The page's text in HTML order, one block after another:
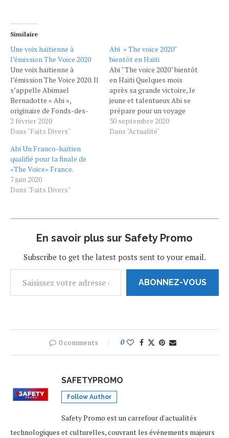
Similaire
Une voix haïtienne à
l’émission The Voice 2020
Une voix haïtienne à
l’émission The Voice 2020. Il
s’appelle Abimael
Bernadotte « Abi »,
originaire de Fonds-des-
Nègres. Talent pur, jouant
plusieurs instruments, il
l’émission #TheVoice en
France. Impressionné par
sa voix, le jury voit déjà en
lui un finaliste potentiel.
Écoutez Pascal Obispo…
2 février 2020
Dans "Faits Divers"
Abi » The voice 2020″
bientôt en Haïti
Abi " The voice 2020" bientôt
en Haïti Quelques mois
après sa grande victoire, le
jeune et talentueux Abi se
prépare pour un voyage
dans son pays d’origine
Haïti.Dernier d’une grande
30 septembre 2020
Dans "Actualité"
Abi Un Franco-haïtien
qualifié pour la finale de
«The Voice» France.
7 juin 2020
Dans "Faits Divers"
En savoir plus sur Safety Promo
Subscribe to get the latest posts sent to your email.
ABONNEZ-VOUS
0 comments 0
SAFETYPROMO
Follow Author
Safety Promo est un carrefour d'actualités
technologiques et culturelles, couvrant les événements majeurs